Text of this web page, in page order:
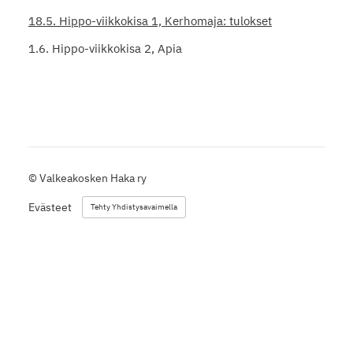
18.5. Hippo-viikkokisa 1, Kerhomaja: tulokset
1.6. Hippo-viikkokisa 2, Apia
© Valkeakosken Haka ry
Evästeet Tehty Yhdistysavaimella